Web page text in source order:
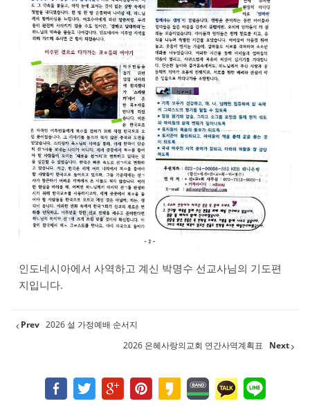
인도네시아에서 사역하고 계신 박명수 선교사님의 기도편
지입니다.
Prev 2026 설 가정예배 순서지
2026 은혜사랑의교회 연간사역계획표
Next